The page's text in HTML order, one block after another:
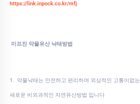
https://link.inpock.co.kr/mfj
미프진 약물유산 낙태방법
1. 약물낙태는 안전하고 편리하며 외상적인 고통이없는
새로운 비외과적인 자연유산방법 입니다